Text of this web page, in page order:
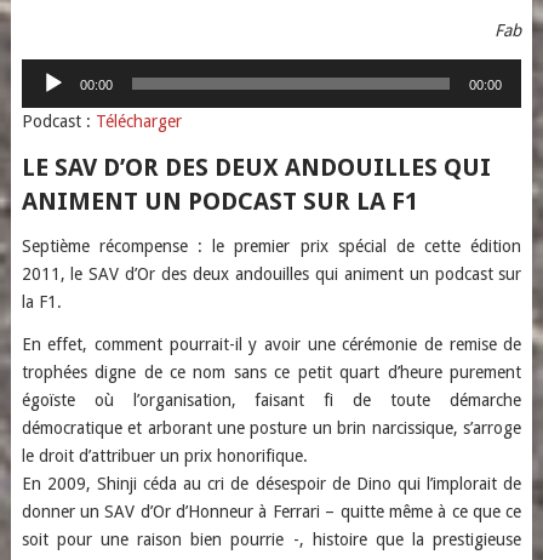
Fab
Lecteur
00:00 00:00
Podcast : Télécharger
LE SAV D’OR DES DEUX ANDOUILLES QUI
ANIMENT UN PODCAST SUR LA F1
Septième récompense : le premier prix spécial de cette édition
2011, le SAV d’Or des deux andouilles qui animent un podcast sur
la F1.
En effet, comment pourrait-il y avoir une cérémonie de remise de
trophées digne de ce nom sans ce petit quart d’heure purement
égoïste où l’organisation, faisant fi de toute démarche
démocratique et arborant une posture un brin narcissique, s’arroge
le droit d’attribuer un prix honorifique.
En 2009, Shinji céda au cri de désespoir de Dino qui l’implorait de
donner un SAV d’Or d’Honneur à Ferrari – quitte même à ce que ce
soit pour une raison bien pourrie -, histoire que la prestigieuse